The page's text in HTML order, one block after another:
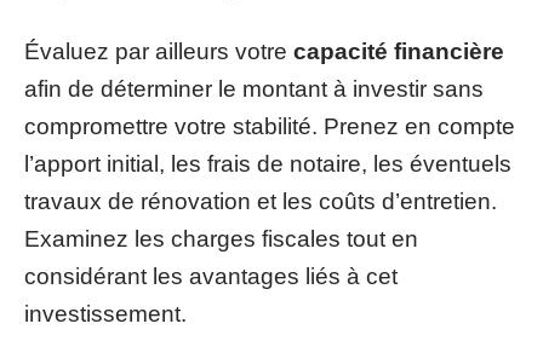
Évaluez par ailleurs votre capacité financière
afin de déterminer le montant à investir sans
compromettre votre stabilité. Prenez en compte
l’apport initial, les frais de notaire, les éventuels
travaux de rénovation et les coûts d’entretien.
Examinez les charges fiscales tout en
considérant les avantages liés à cet
investissement.